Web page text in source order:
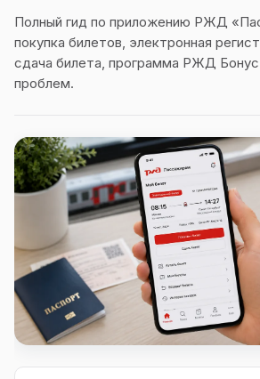
Полный гид по приложению РЖД
покупка билетов, электронная
сдача билета, программа РЖД
проблем.